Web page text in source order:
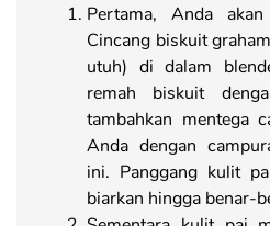
Pertama, Anda
Cincang biskuit
utuh) di dalam
remah biskuit
tambahkan mentega
Anda dengan
ini. Panggang kulit
biarkan hingga benar-